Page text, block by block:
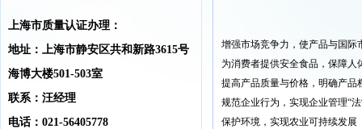
上海市质量认证办理：
地址：上海市静安区共和新路3615号
海博大楼501-503室
联系：汪经理
电话：021-56405778
增强市场竞争力，使产品与国际
为消费者提供安全食品，保障人
提高产品质量与价格，明确产品
规范企业行为，实现企业管理“
保护环境，实现农业可持续发展